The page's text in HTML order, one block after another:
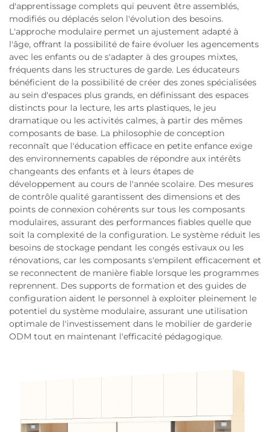
d'apprentissage complets qui peuvent être assemblés,
modifiés ou déplacés selon l'évolution des besoins.
L'approche modulaire permet un ajustement adapté à
l'âge, offrant la possibilité de faire évoluer les agencements
avec les enfants ou de s'adapter à des groupes mixtes,
fréquents dans les structures de garde. Les éducateurs
bénéficient de la possibilité de créer des zones spécialisées
au sein d'espaces plus grands, en définissant des espaces
distincts pour la lecture, les arts plastiques, le jeu
dramatique ou les activités calmes, à partir des mêmes
composants de base. La philosophie de conception
reconnaît que l'éducation efficace en petite enfance exige
des environnements capables de répondre aux intérêts
changeants des enfants et à leurs étapes de
développement au cours de l'année scolaire. Des mesures
de contrôle qualité garantissent des dimensions et des
points de connexion cohérents sur tous les composants
modulaires, assurant des performances fiables quelle que
soit la complexité de la configuration. Le système réduit les
besoins de stockage pendant les congés estivaux ou les
rénovations, car les composants s'empilent efficacement et
se reconnectent de manière fiable lorsque les programmes
reprennent. Des supports de formation et des guides de
configuration aident le personnel à exploiter pleinement le
potentiel du système modulaire, assurant une utilisation
optimale de l'investissement dans le mobilier de garderie
ODM tout en maintenant l'efficacité pédagogique.